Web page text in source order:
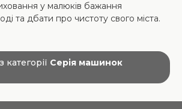
у малюків бажання
та дбати про чистоту свого міста.
категорії Серія машинок